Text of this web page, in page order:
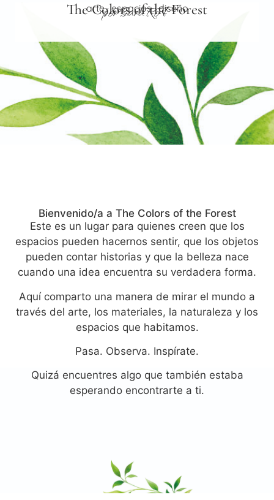
The Colors of the Forest
arte · espacios · diseño
por SaraRoT
Bienvenido/a a The Colors of the Forest
Este es un lugar para quienes creen que los
espacios pueden hacernos sentir, que los objetos
pueden contar historias y que la belleza nace
cuando una idea encuentra su verdadera forma.
Aquí comparto una manera de mirar el mundo a
través del arte, los materiales, la naturaleza y los
espacios que habitamos.
Pasa. Observa. Inspírate.
Quizá encuentres algo que también estaba
esperando encontrarte a ti.